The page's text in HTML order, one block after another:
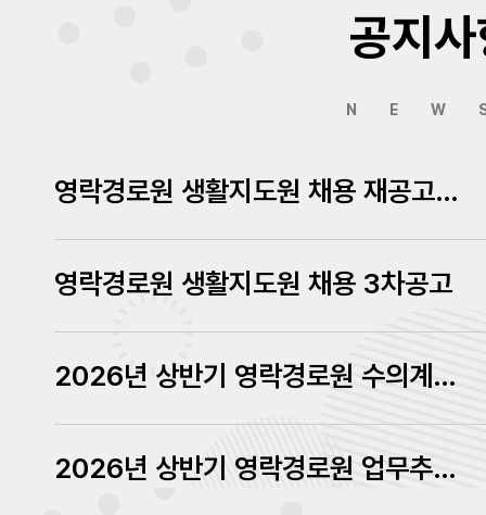
공지
영락경로원 생활지도원 채용 재공고에 따른 서류심사결과 발표
영락경로원 생활지도원 채용 3차공고
2026년 상반기 영락경로원 수의계약 내역 공고
2026년 상반기 영락경로원 업무추진비 내역 공고